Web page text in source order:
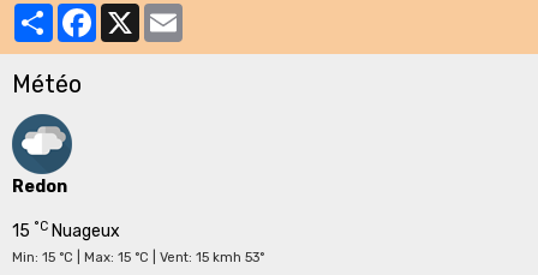
PartagerFacebook
X
Météo
Redon
15 °C Nuageux
Min: 15 °C | Max: 15 °C | Vent: 15 kmh 53°